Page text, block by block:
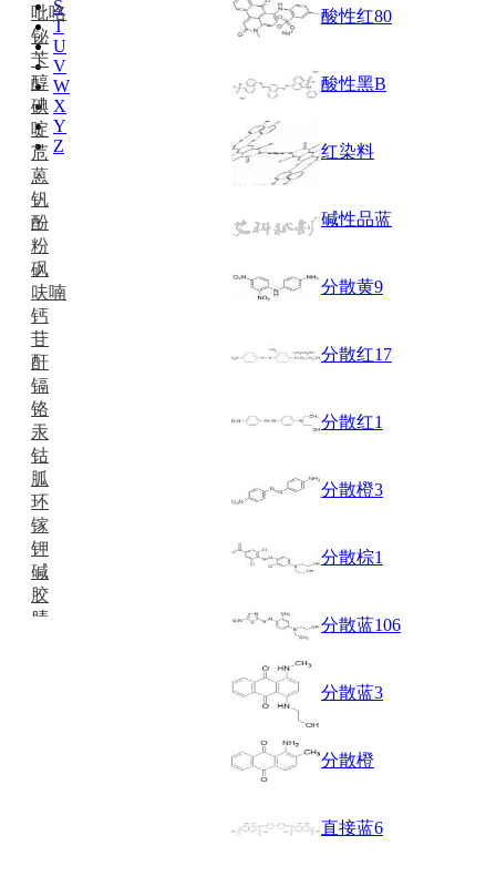
S
T
U
V
W
X
Y
Z
吡咯
铋
苄
醇
碘
啶
苊
蒽
钒
酚
粉
砜
呋喃
钙
苷
酐
镉
铬
汞
钴
胍
环
镓
钾
碱
胶
腈
酸性红80
酸性黑B
红染料
碱性品蓝
分散黄9
分散红17
分散红1
分散橙3
分散棕1
分散蓝106
分散蓝3
分散橙
直接蓝6